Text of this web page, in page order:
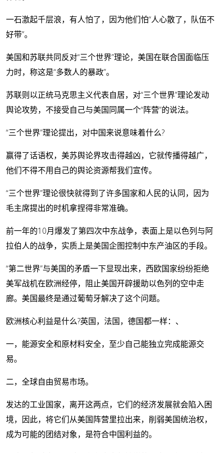
一石激起千层浪，有人怕了，因为他们怕“人心散了，队伍不
好带”。
美国和苏联共同反对“三个世界”理论，美国在联合国面临压
力时，称这是“多数人的暴政”。
苏联则以正统马克思主义代表自居，对“三个世界”理论发动
舆论攻势，不接受自己与美国同属一个“阵营”的说法。
“三个世界”理论提出，对中国来说意味着什么?
赢得了话语权，美苏舆论界攻击得越凶，它就传播得越广，
他们不得不用自己的舆论资源帮我们宣传。
“三个世界”理论很快就得到了许多国家和人民的认同，因为
毛主席提出的时机拿捏得非常准确。
前一年的10月爆发了第四次中东战争，表面上是以色列与阿
拉伯人的战争，实质上是美国企图控制中东产油区的手段。
“第二世界”与美国的矛盾一下显现出来，西欧国家纷纷拒绝
美军战机在欧洲经停，阻止美国开辟援助以色列的空中走
廊。美国最终是通过葡萄牙解决了这个问题。
欧洲核心利益是什么?英国，法国，德国都一样：、
一，能源安全和原材料安全，至少自己能独立完成能源交
易。
二，全球自由贸易市场。
发达的工业国家，离开这两点，它们的经济发展就会陷入困
境，因此，将它们从美国阵营里拉出来，削弱美国统治权，
成为可能的团结对象，是符合中国利益的。